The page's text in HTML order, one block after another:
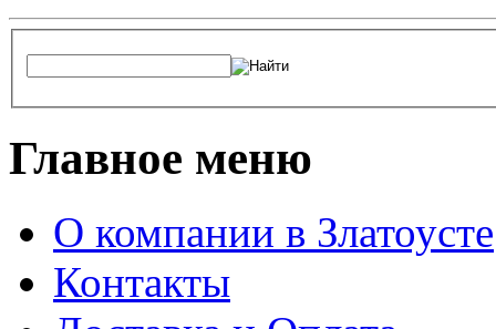
Главное меню
О компании в Златоусте
Контакты